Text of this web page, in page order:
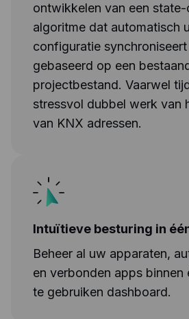
ontwikkelen van een
algoritme dat automatisch
configuratie synchroniseert
gebaseerd op een
projectbestand. Vaarwel
stressvol dubbel werk van
van KNX adressen.
Intuïtieve besturing in
Beheer al uw apparaten,
en verbonden apps binnen
te gebruiken dashboard.